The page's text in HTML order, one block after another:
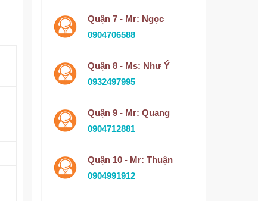
Quận 7 - Mr: Ngọc
0904706588
Quận 8 - Ms: Như Ý
0932497995
Quận 9 - Mr: Quang
0904712881
Quận 10 - Mr: Thuận
0904991912